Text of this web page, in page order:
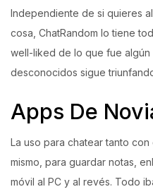
Independiente de si quieres
cosa, ChatRandom lo tiene
well-liked de lo que fue
desconocidos sigue
Apps De
La uso para chatear tanto
mismo, para guardar notas,
móvil al PC y al revés. Todo